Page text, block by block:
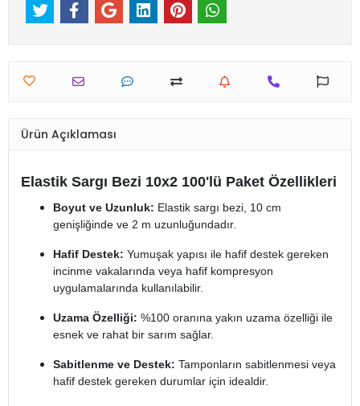
Ürün Açıklaması
Elastik Sargı Bezi 10x2 100'lü Paket Özellikleri
Boyut ve Uzunluk: Elastik sargı bezi, 10 cm
genişliğinde ve 2 m uzunluğundadır.
Hafif Destek: Yumuşak yapısı ile hafif destek gereken
incinme vakalarında veya hafif kompresyon
uygulamalarında kullanılabilir.
Uzama Özelliği: %100 oranına yakın uzama özelliği ile
esnek ve rahat bir sarım sağlar.
Sabitlenme ve Destek: Tamponların sabitlenmesi veya
hafif destek gereken durumlar için idealdir.